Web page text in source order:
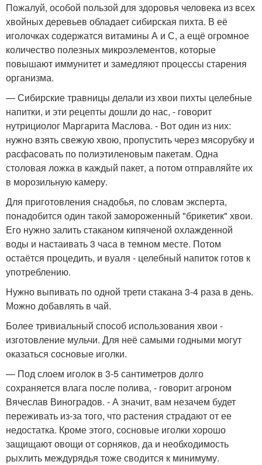
Пожалуй, особой пользой для здоровья человека из всех
хвойных деревьев обладает сибирская пихта. В её
иголочках содержатся витамины А и С, а ещё огромное
количество полезных микроэлементов, которые
повышают иммунитет и замедляют процессы старения
организма.
— Сибирские травницы делали из хвои пихты целебные
напитки, и эти рецепты дошли до нас, - говорит
нутрициолог Маргарита Маслова. - Вот один из них:
нужно взять свежую хвою, пропустить через мясорубку и
расфасовать по полиэтиленовым пакетам. Одна
столовая ложка в каждый пакет, а потом отправляйте их
в морозильную камеру.
Для приготовления снадобья, по словам эксперта,
понадобится один такой замороженный "брикетик" хвои.
Его нужно залить стаканом кипяченой охлажденной
воды и настаивать 3 часа в темном месте. Потом
остаётся процедить, и вуаля - целебный напиток готов к
употреблению.
Нужно выпивать по одной трети стакана 3-4 раза в день.
Можно добавлять в чай.
Более тривиальный способ использования хвои -
изготовление мульчи. Для неё самыми годными могут
оказаться сосновые иголки.
— Под слоем иголок в 3-5 сантиметров долго
сохраняется влага после полива, - говорит агроном
Вячеслав Виноградов. - А значит, вам незачем будет
переживать из-за того, что растения страдают от ее
недостатка. Кроме этого, сосновые иголки хорошо
защищают овощи от сорняков, да и необходимость
рыхлить междурядья тоже сводится к минимуму.